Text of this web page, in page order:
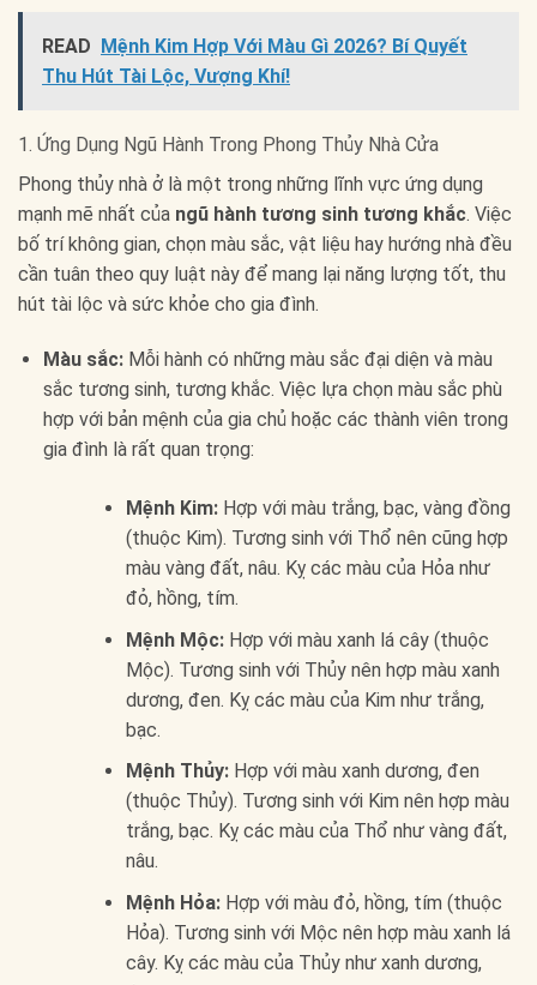
READ
Mệnh Kim Hợp Với Màu Gì 2026? Bí Quyết
Thu Hút Tài Lộc, Vượng Khí!
1. Ứng Dụng Ngũ Hành Trong Phong Thủy Nhà Cửa
Phong thủy nhà ở là một trong những lĩnh vực ứng dụng
mạnh mẽ nhất của ngũ hành tương sinh tương khắc. Việc
bố trí không gian, chọn màu sắc, vật liệu hay hướng nhà đều
cần tuân theo quy luật này để mang lại năng lượng tốt, thu
hút tài lộc và sức khỏe cho gia đình.
Màu sắc:Mỗi hành có những màu sắc đại diện và màu
sắc tương sinh, tương khắc. Việc lựa chọn màu sắc phù
hợp với bản mệnh của gia chủ hoặc các thành viên trong
gia đình là rất quan trọng:
Mệnh Kim:Hợp với màu trắng, bạc, vàng đồng
(thuộc Kim). Tương sinh với Thổ nên cũng hợp
màu vàng đất, nâu. Kỵ các màu của Hỏa như
đỏ, hồng, tím.
Mệnh Mộc:Hợp với màu xanh lá cây (thuộc
Mộc). Tương sinh với Thủy nên hợp màu xanh
dương, đen. Kỵ các màu của Kim như trắng,
bạc.
Mệnh Thủy:Hợp với màu xanh dương, đen
(thuộc Thủy). Tương sinh với Kim nên hợp màu
trắng, bạc. Kỵ các màu của Thổ như vàng đất,
nâu.
Mệnh Hỏa:Hợp với màu đỏ, hồng, tím (thuộc
Hỏa). Tương sinh với Mộc nên hợp màu xanh lá
cây. Kỵ các màu của Thủy như xanh dương,